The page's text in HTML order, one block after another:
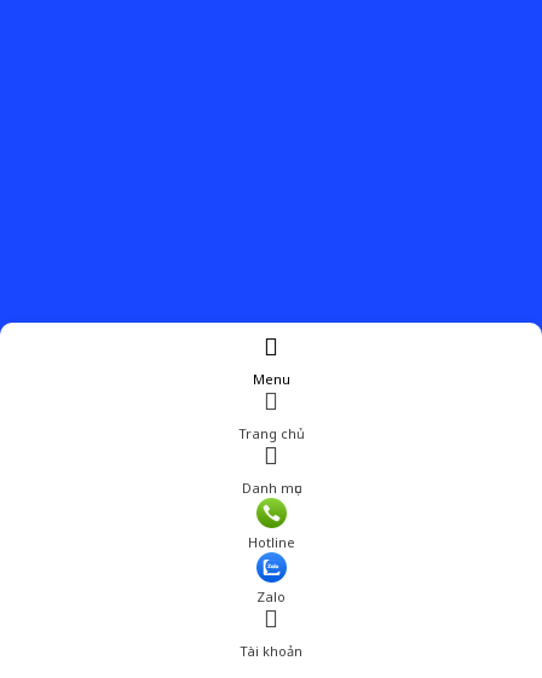
Menu
Trang chủ
Danh mục
Hotline
Zalo
Tài khoản